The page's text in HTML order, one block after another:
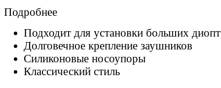
Подробнее
Подходит для установки больших
Долговечное крепление заушников
Силиконовые носоупоры
Классический стиль